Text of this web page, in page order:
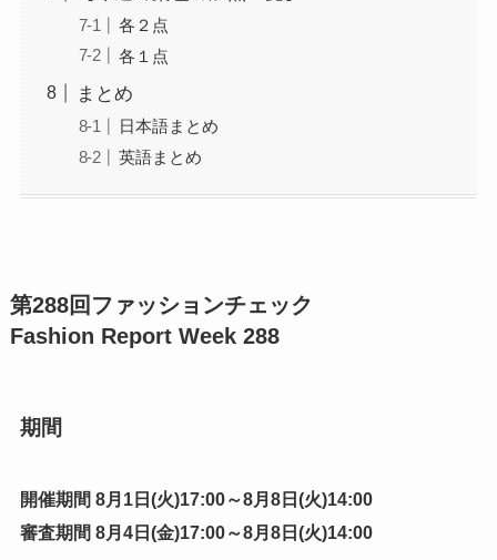
各２点
各１点
まとめ
日本語まとめ
英語まとめ
第288回ファッションチェック
Fashion Report Week 288
期間
開催期間 8月1日(火)17:00～8月8日(火)14:00
審査期間 8月4日(金)17:00～8月8日(火)14:00